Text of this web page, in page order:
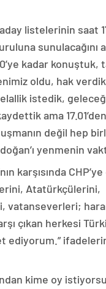
listelerinin saat
sunulacağını
kadar konuştuk,
oldu, hak
istedik,
ama
değil hep
yenmenin
karşısında
Atatürkçülerini,
vatanseverleri;
çıkan herkesi
ediyorum.”
kime oy